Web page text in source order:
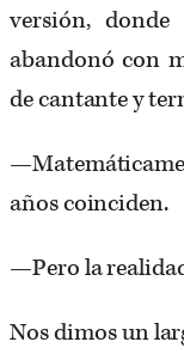
versión,
abandonó con
de cantante y
años coinciden.
—Pero la
Nos dimos un